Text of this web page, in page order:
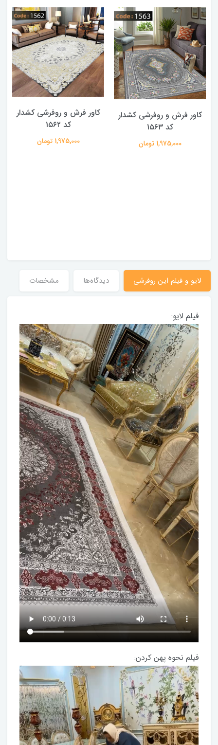
کاور فرش و روفرشی کشدار
کد 1۵۶۳
1,975,000 تومان
کاور فرش و روفرشی کشدار
کد 1۵۶۲
1,975,000 تومان
لایو و فیلم این روفرشی دیدگاه‌ها مشخصات
فیلم لایو:
فیلم نحوه پهن کردن: